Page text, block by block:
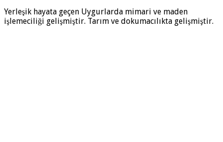
Yerleşik hayata geçen Uygurlarda mimari ve maden
işlemeciliği gelişmiştir. Tarım ve dokumacılıkta gelişmiştir.